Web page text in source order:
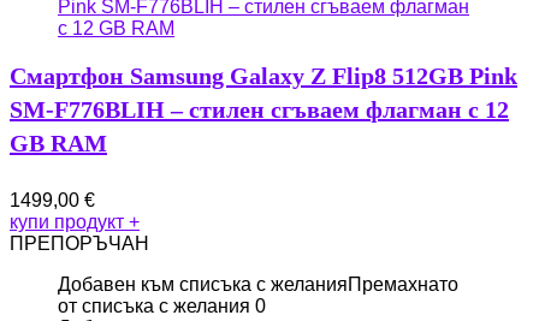
Смартфон Samsung Galaxy Z Flip8 512GB Pink
SM-F776BLIH – стилен сгъваем флагман с 12
GB RAM
1499,00 €
купи продукт +
ПРЕПОРЪЧАН
Добавен към списъка с желанияПремахнато
от списъка с желания 0